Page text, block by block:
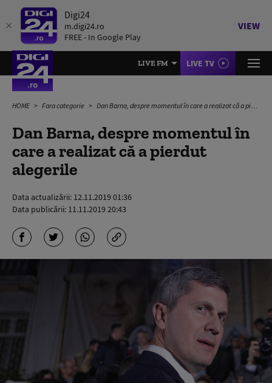
Digi24
m.digi24.ro
FREE - In Google Play
VIEW
LIVE FM LIVE TV
HOME Fara categorie Dan Barna, despre momentul în care a realizat că a pierdut alegerile
Dan Barna, despre momentul în
care a realizat că a pierdut
alegerile
Data actualizării: 12.11.2019 01:36
Data publicării: 11.11.2019 20:43